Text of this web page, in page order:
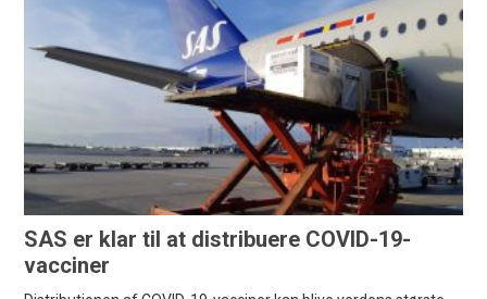
SAS er klar til at distribuere COVID-19-
vacciner